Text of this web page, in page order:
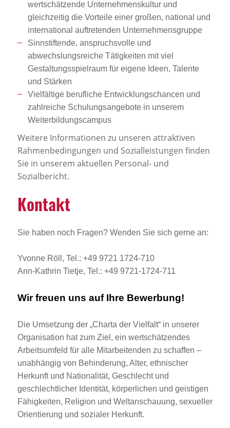
wertschätzende Unternehmenskultur und
gleichzeitig die Vorteile einer großen, national und
international auftretenden Unternehmensgruppe
Sinnstiftende, anspruchsvolle und
abwechslungsreiche Tätigkeiten mit viel
Gestaltungsspielraum für eigene Ideen, Talente
und Stärken
Vielfältige berufliche Entwicklungschancen und
zahlreiche Schulungsangebote in unserem
Weiterbildungscampus
Weitere Informationen zu unseren attraktiven
Rahmenbedingungen und Sozialleistungen finden
Sie in unserem aktuellen Personal- und
Sozialbericht.
Kontakt
Sie haben noch Fragen? Wenden Sie sich gerne an:
Yvonne Röll, Tel.: +49 9721 1724-710
Ann-Kathrin Tietje, Tel.: +49 9721-1724-711
Wir freuen uns auf Ihre Bewerbung!
Die Umsetzung der „Charta der Vielfalt“ in unserer
Organisation hat zum Ziel, ein wertschätzendes
Arbeitsumfeld für alle Mitarbeitenden zu schaffen –
unabhängig von Behinderung, Alter, ethnischer
Herkunft und Nationalität, Geschlecht und
geschlechtlicher Identität, körperlichen und geistigen
Fähigkeiten, Religion und Weltanschauung, sexueller
Orientierung und sozialer Herkunft.